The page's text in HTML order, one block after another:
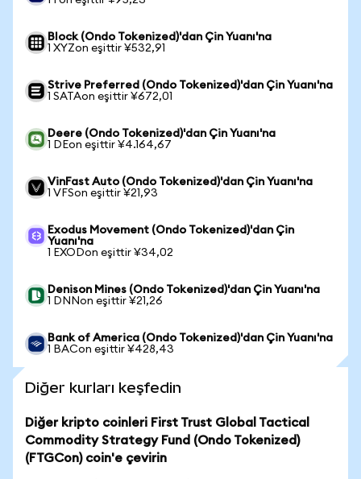
Block (Ondo Tokenized)'dan Çin Yuanı'na
1 XYZon eşittir ¥532,91
Strive Preferred (Ondo Tokenized)'dan Çin Yuanı'na
1 SATAon eşittir ¥672,01
Deere (Ondo Tokenized)'dan Çin Yuanı'na
1 DEon eşittir ¥4.164,67
VinFast Auto (Ondo Tokenized)'dan Çin Yuanı'na
1 VFSon eşittir ¥21,93
Exodus Movement (Ondo Tokenized)'dan Çin
Yuanı'na
1 EXODon eşittir ¥34,02
Denison Mines (Ondo Tokenized)'dan Çin Yuanı'na
1 DNNon eşittir ¥21,26
Bank of America (Ondo Tokenized)'dan Çin Yuanı'na
1 BACon eşittir ¥428,43
Diğer kurları keşfedin
Diğer kripto coinleri First Trust Global Tactical
Commodity Strategy Fund (Ondo Tokenized)
(FTGCon) coin'e çevirin